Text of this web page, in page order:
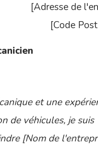
[Adresse de
[Code
et une
de véhicules, je suis
[Nom de